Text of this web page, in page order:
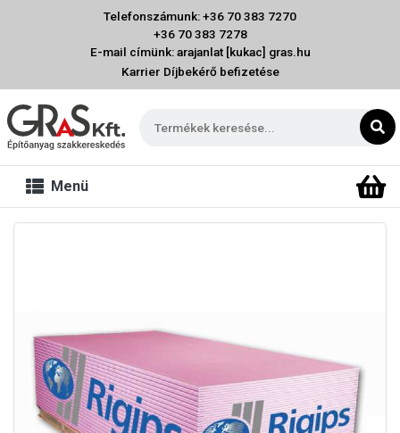
Telefonszámunk: +36 70 383 7270
+36 70 383 7278
E-mail címünk: arajanlat [kukac] gras.hu
Karrier Díjbekérő befizetése
Menü